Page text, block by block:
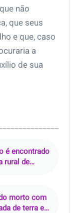
não
que seus
e que, caso
a
de sua
é encontrado
rural de
morto com
de terra em